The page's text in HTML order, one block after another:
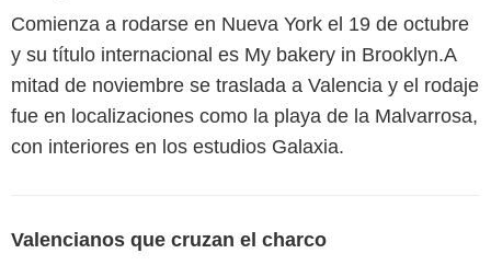
Comienza a rodarse en Nueva York el 19 de octubre
y su título internacional es My bakery in Brooklyn.A
mitad de noviembre se traslada a Valencia y el rodaje
fue en localizaciones como la playa de la Malvarrosa,
con interiores en los estudios Galaxia.
Valencianos que cruzan el charco